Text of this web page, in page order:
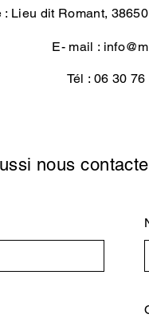
: Lieu dit Romant,
E- mail :
Tél : 06 30 76
nous